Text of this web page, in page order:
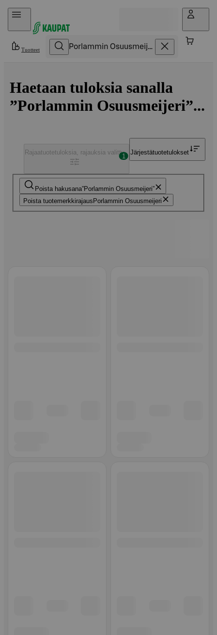
Hyppää sisältöön
Tuotteet
Haetaan tuloksia sanalla
”Porlammin Osuusmeijeri”...
Poista hakusana Porlammin Osuusmeijeri
Poista tuotemerkkirajaus Porlammin Osuusmeijeri
Rajaatuotetuloksia, rajauksia valittu
1
Järjestätuotetulokset